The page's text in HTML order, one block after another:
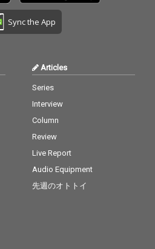
Sync the App
Articles
Series
Interview
Column
Review
Live Report
Audio Equipment
先週のオトトイ